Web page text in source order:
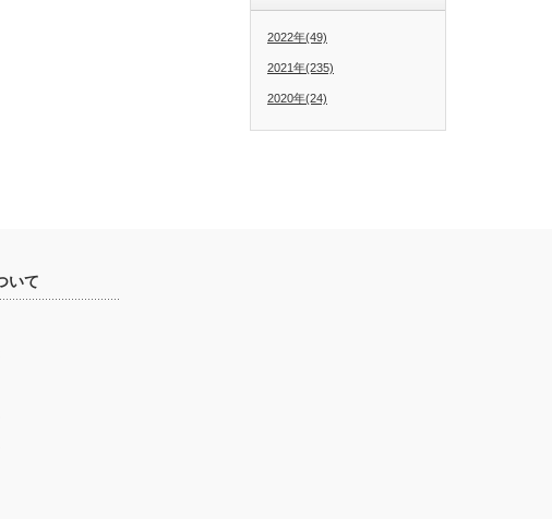
2022年(49)
2021年(235)
2020年(24)
いて